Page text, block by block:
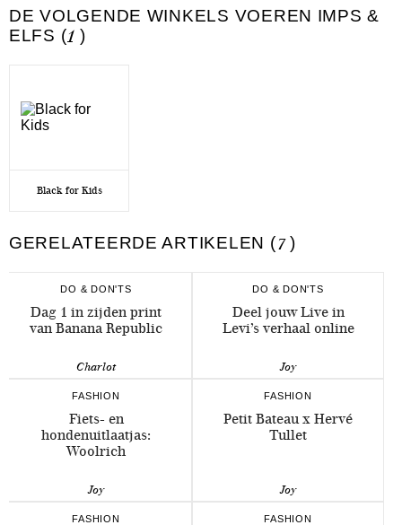
DE VOLGENDE WINKELS VOEREN IMPS &
ELFS (1 )
Black for Kids
GERELATEERDE ARTIKELEN (7 )
DO & DON'TS
Dag 1 in zijden print
van Banana Republic
Charlot
DO & DON'TS
Deel jouw Live in
Levi’s verhaal online
Joy
FASHION
Fiets- en
hondenuitlaatjas:
Woolrich
Joy
FASHION
Petit Bateau x Hervé
Tullet
Joy
FASHION FASHION